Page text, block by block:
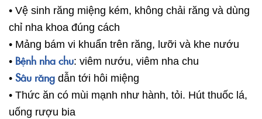
• Vệ sinh răng miệng kém, không chải răng và dùng
chỉ nha khoa đúng cách
• Mảng bám vi khuẩn trên răng, lưỡi và khe nướu
• Bệnh nha chu: viêm nướu, viêm nha chu
• Sâu răng dẫn tới hôi miệng
• Thức ăn có mùi mạnh như hành, tỏi. Hút thuốc lá,
uống rượu bia